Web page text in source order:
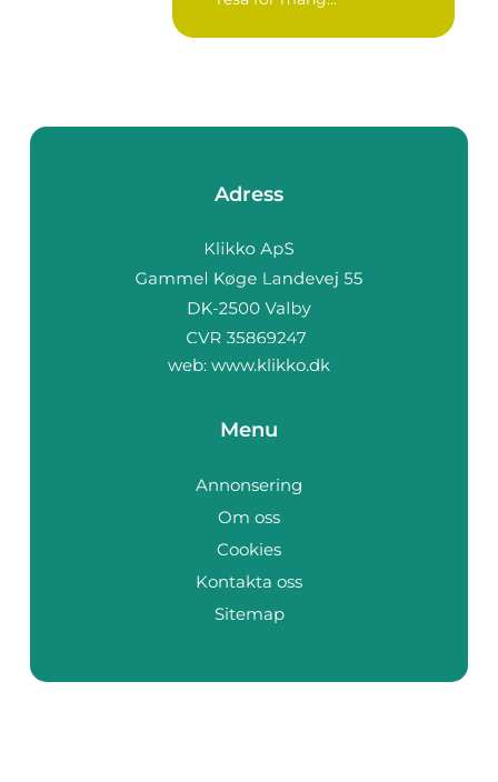
Adress
web: www.klikko.dk
Menu
Annonsering
Om oss
Cookies
Kontakta oss
Sitemap